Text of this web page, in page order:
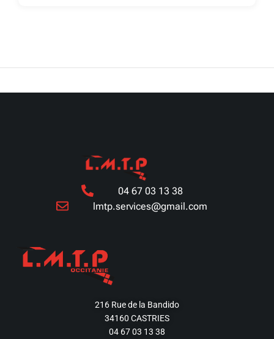
04 67 03 13 38
lmtp.services@gmail.com
216 Rue de la Bandido
34160 CASTRIES
04 67 03 13 38